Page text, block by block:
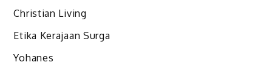
Christian Living
Etika Kerajaan Surga
Yohanes